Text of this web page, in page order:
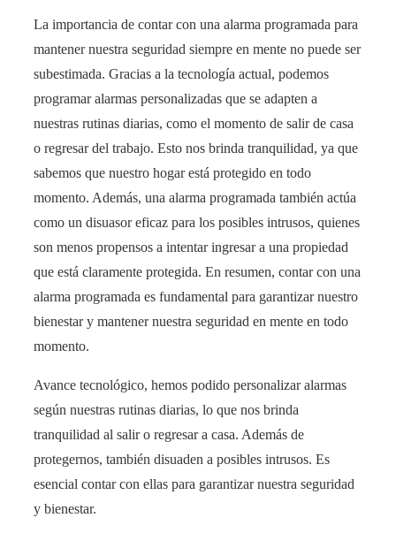
La importancia de contar con una alarma programada para
mantener nuestra seguridad siempre en mente no puede ser
subestimada. Gracias a la tecnología actual, podemos
programar alarmas personalizadas que se adapten a
nuestras rutinas diarias, como el momento de salir de casa
o regresar del trabajo. Esto nos brinda tranquilidad, ya que
sabemos que nuestro hogar está protegido en todo
momento. Además, una alarma programada también actúa
como un disuasor eficaz para los posibles intrusos, quienes
son menos propensos a intentar ingresar a una propiedad
que está claramente protegida. En resumen, contar con una
alarma programada es fundamental para garantizar nuestro
bienestar y mantener nuestra seguridad en mente en todo
momento.
Avance tecnológico, hemos podido personalizar alarmas
según nuestras rutinas diarias, lo que nos brinda
tranquilidad al salir o regresar a casa. Además de
protegernos, también disuaden a posibles intrusos. Es
esencial contar con ellas para garantizar nuestra seguridad
y bienestar.